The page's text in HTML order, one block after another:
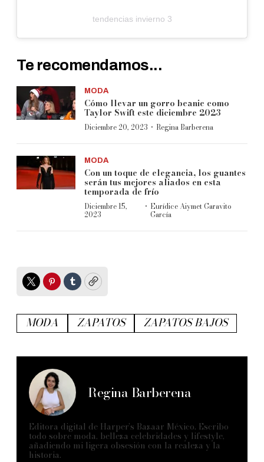
tendencias invierno 3
Te recomendamos...
MODA
Cómo llevar un gorro beanie como
Taylor Swift este diciembre 2023
Diciembre 20, 2023 · Regina Barberena
MODA
Con un toque de elegancia, los guantes
serán tus mejores aliados en esta
temporada de frío
Diciembre 15,
2023 · Eurídice Aiymet Garavito
García
TwitterPinterest
TumblrCopy
MODA ZAPATOS ZAPATOS BAJOS
Regina Barberena
Editora digital de Harper’s Bazaar México. Escribo
todo sobre moda, belleza celebridades y lifestyle,
añadiendo mi ligera obsesión con la realeza y la
historia.